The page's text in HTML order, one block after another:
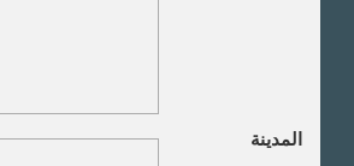
المدينة